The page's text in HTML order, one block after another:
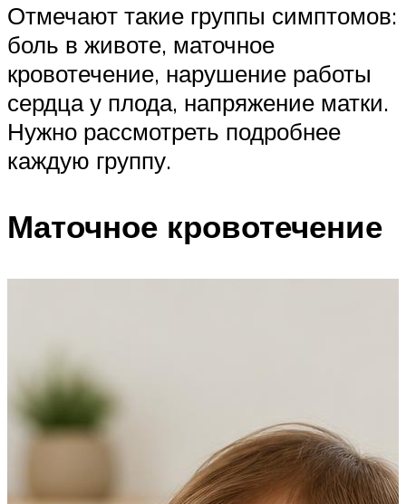
Отмечают такие группы симптомов:
боль в животе, маточное
кровотечение, нарушение работы
сердца у плода, напряжение матки.
Нужно рассмотреть подробнее
каждую группу.
Маточное кровотечение